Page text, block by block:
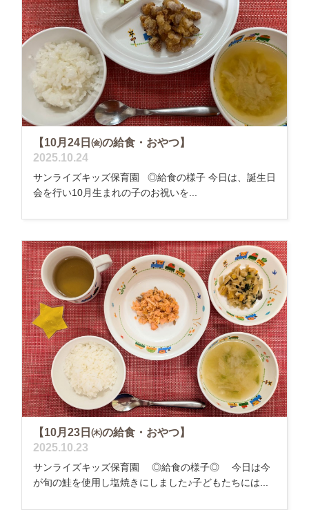
【10月24日㈮の給食・おやつ】
2025.10.24
サンライズキッズ保育園 ◎給食の様子 今日は、誕生日
会を行い10月生まれの子のお祝いを...
【10月23日㈭の給食・おやつ】
2025.10.23
サンライズキッズ保育園 ◎給食の様子◎ 今日は今
が旬の鮭を使用し塩焼きにしました♪子どもたちには...